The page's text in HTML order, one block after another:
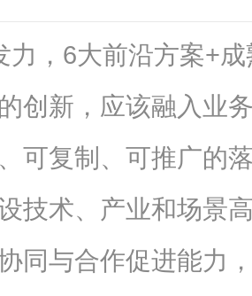
力，6大前沿方案+
创新，应该融入业
可复制、可推广的
技术、产业和场景
同与合作促进能力